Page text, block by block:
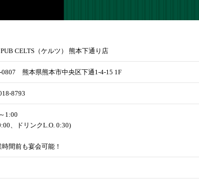
CELTS（ケルツ） 熊本下通り店
0807 熊本県熊本市中央区下通1-4-15 1F
8793
1:00
、ドリンクL.O. 0:30)
間前も宴会可能！